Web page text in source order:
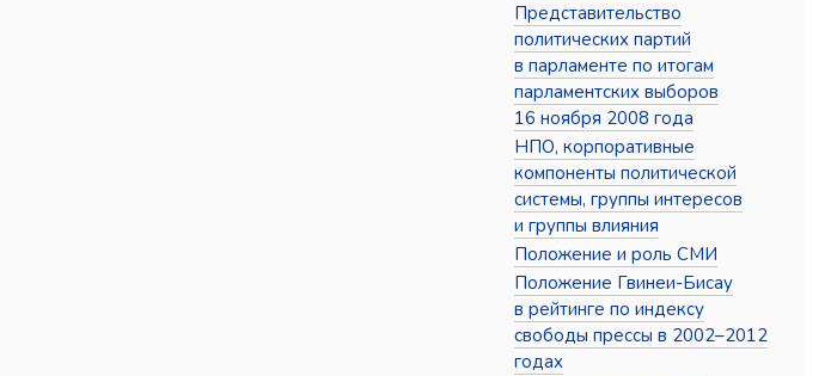
Представительство
политических партий
в парламенте по итогам
парламентских выборов
16 ноября 2008 года
НПО, корпоративные
компоненты политической
системы, группы интересов
и группы влияния
Положение и роль СМИ
Положение Гвинеи-Бисау
в рейтинге по индексу
свободы прессы в 2002–2012
годах